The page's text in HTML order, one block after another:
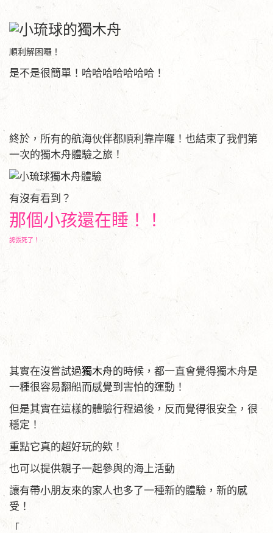
順利解困囉！
是不是很簡單！哈哈哈哈哈哈哈！
終於，所有的航海伙伴都順利靠岸囉！也結束了我們第
一次的獨木舟體驗之旅！
有沒有看到？
那個小孩還在睡！！
誇張死了！
其實在沒嘗試過獨木舟的時候，都一直會覺得獨木舟是
一種很容易翻船而感覺到害怕的運動！
但是其實在這樣的體驗行程過後，反而覺得很安全，很
穩定！
重點它真的超好玩的欸！
也可以提供親子一起參與的海上活動
讓有帶小朋友來的家人也多了一種新的體驗，新的感
受！
「